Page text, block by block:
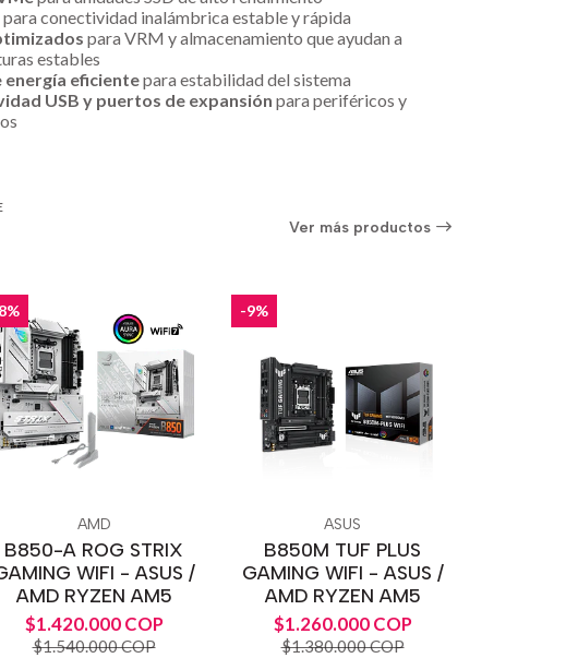
para conectividad inalámbrica estable y rápida
para VRM y almacenamiento que ayudan a
estables
eficientepara estabilidad del sistema
USB y puertos de expansión para periféricos y
Ver más productos
AMD
B850-A ROG STRIX
WIFI - ASUS /
AMD RYZEN AM5
$1.420.000 COP
$1.540.000 COP
-9%
ASUS
B850M TUF PLUS
GAMING WIFI - ASUS /
AMD RYZEN AM5
$1.260.000 COP
$1.380.000 COP